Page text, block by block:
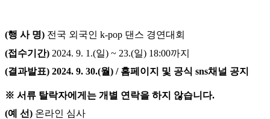
(행 사 명) 전국 외국인 k-pop 댄스 경연대회
(접수기간) 2024. 9. 1.(일) ~ 23.(일) 18:00까지
(결과발표) 2024. 9. 30.(월) / 홈페이지 및 공식 sns채널 공지
※ 서류 탈락자에게는 개별 연락을 하지 않습니다.
(예 선) 온라인 심사